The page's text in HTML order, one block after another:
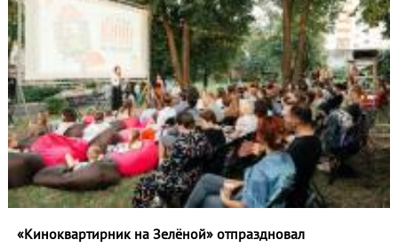
«Киноквартирник на Зелёной» отпраздновал